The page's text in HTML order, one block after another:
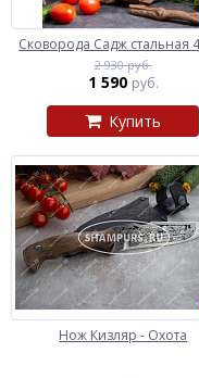
Сковорода Садж стальная
2 930 руб.
1 590 руб.
Купить
Нож Кизляр - Охота